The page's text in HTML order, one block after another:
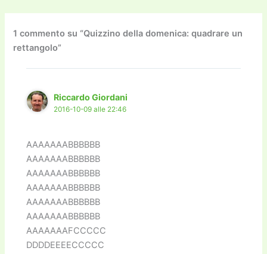
b
o
o
k
d
o
a
m
Li
n
dI
n
vi
di
1 commento su “Quizzino della domenica: quadrare un
rettangolo”
Riccardo Giordani
2016-10-09 alle 22:46
AAAAAAABBBBBB
AAAAAAABBBBBB
AAAAAAABBBBBB
AAAAAAABBBBBB
AAAAAAABBBBBB
AAAAAAABBBBBB
AAAAAAAFCCCCC
DDDDEEEECCCCC